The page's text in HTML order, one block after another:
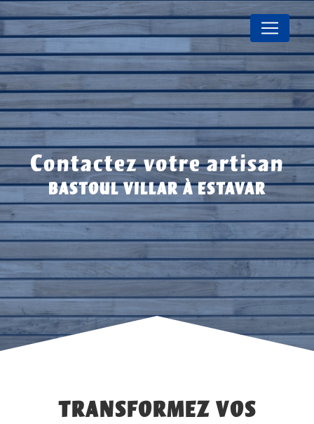
Contactez votre artisan
BASTOUL VILLAR À ESTAVAR
TRANSFORMEZ VOS
Panneau de gestion des cookies